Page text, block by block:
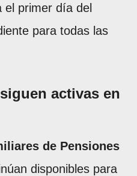
el primer día del
para todas las
activas en
de Pensiones
disponibles para